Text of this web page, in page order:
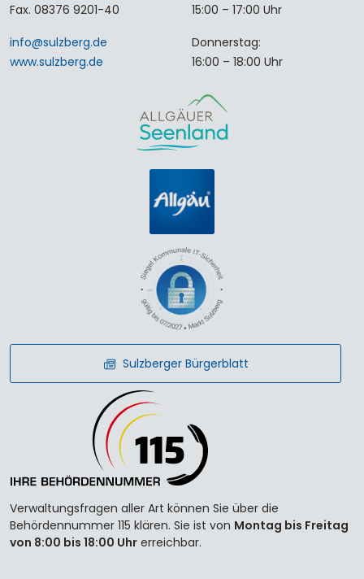
Fax. 08376 9201-40
info@sulzberg.de
www.sulzberg.de
15:00 – 17:00 Uhr
Donnerstag:
16:00 – 18:00 Uhr
Sulzberger Bürgerblatt
Verwaltungsfragen aller Art können Sie über die
Behördennummer 115 klären. Sie ist von Montag bis Freitag
von 8:00 bis 18:00 Uhr erreichbar.